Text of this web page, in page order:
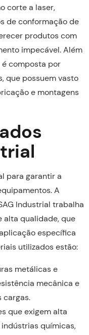
corte a laser,
de conformação de
produtos com
impecável. Além
composta por
que possuem vasto
e montagens
para garantir a
A
Industrial trabalha
alta qualidade, que
específica
utilizados estão:
metálicas e
mecânica e
cargas.
que exigem alta
químicas,